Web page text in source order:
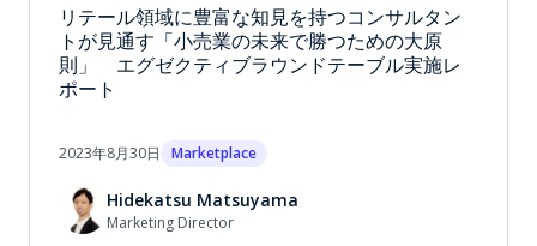
リテール領域に豊富な知見を持つコンサルタン
トが見通す「小売業の未来で勝つための大原
則」 エグゼクティブラウンドテーブル実施レ
ポート
2023年8月30日 Marketplace
Hidekatsu Matsuyama
Marketing Director